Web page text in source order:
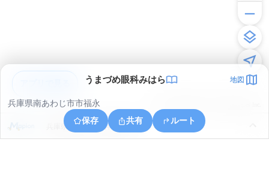
うまづめ眼科みはら 地図
兵庫県南あわじ市市福永
保存
共有 ルート
兵庫県南あわじ市神代黒道